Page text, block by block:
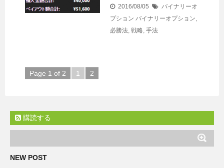
2016/08/05
バイナリーオ
プション バイナリーオプション,
必勝法, 戦略, 手法
Page 1 of 2 1 2
購読する
NEW POST